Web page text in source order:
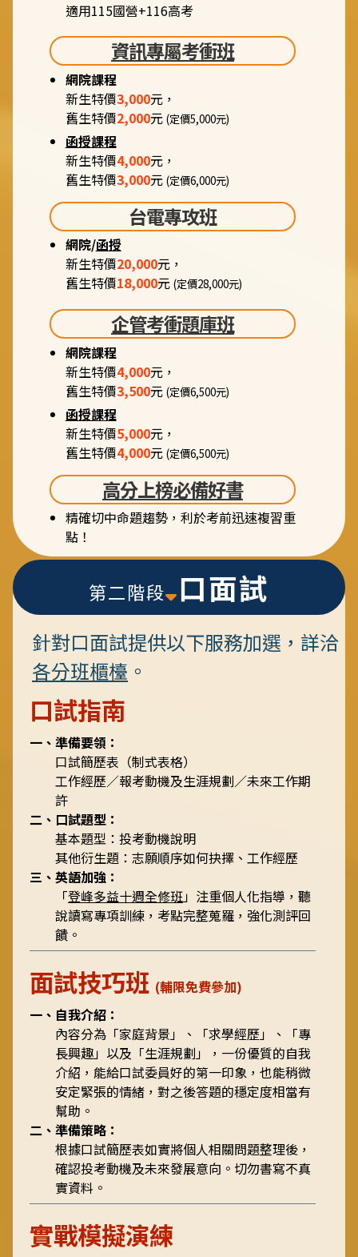
適用115國營+116高考
資訊專屬考衝班
網院課程
新生特價3,000元，
舊生特價2,000元 (定價5,000元)
函授課程
新生特價4,000元，
舊生特價3,000元 (定價6,000元)
台電專攻班
網院/函授
新生特價20,000元，
舊生特價18,000元 (定價28,000元)
企管考衝題庫班
網院課程
新生特價4,000元，
舊生特價3,500元 (定價6,500元)
函授課程
新生特價5,000元，
舊生特價4,000元 (定價6,500元)
高分上榜必備好書
精確切中命題趨勢，利於考前迅速複習重
點！
第二階段 口面試
針對口面試提供以下服務加選，詳洽
各分班櫃檯 。
口試指南
一、準備要領：
口試簡歷表（制式表格）
工作經歷／報考動機及生涯規劃／未來工作期
許
二、口試題型：
基本題型：投考動機說明
其他衍生題：志願順序如何抉擇、工作經歷
三、英語加強：
「登峰多益十週全修班」注重個人化指導，聽
說讀寫專項訓練，考點完整蒐羅，強化測評回
饋。
面試技巧班 (輔限免費參加)
一、自我介紹：
內容分為「家庭背景」、「求學經歷」、「專
長興趣」以及「生涯規劃」，一份優質的自我
介紹，能給口試委員好的第一印象，也能稍微
安定緊張的情緒，對之後答題的穩定度相當有
幫助。
二、準備策略：
根據口試簡歷表如實將個人相關問題整理後，
確認投考動機及未來發展意向。切勿書寫不真
實資料。
實戰模擬演練